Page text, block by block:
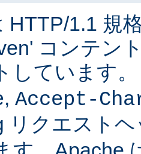
HTTP/1.1 規
コンテン
しています
, Accept-
リクエスト